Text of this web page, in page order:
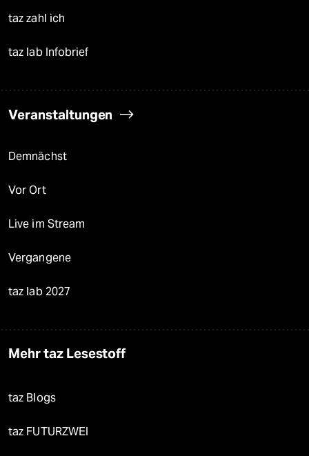
taz zahl ich
taz lab Infobrief
Veranstaltungen
Demnächst
Vor Ort
Live im Stream
Vergangene
taz lab 2027
Mehr taz Lesestoff
taz Blogs
taz FUTURZWEI